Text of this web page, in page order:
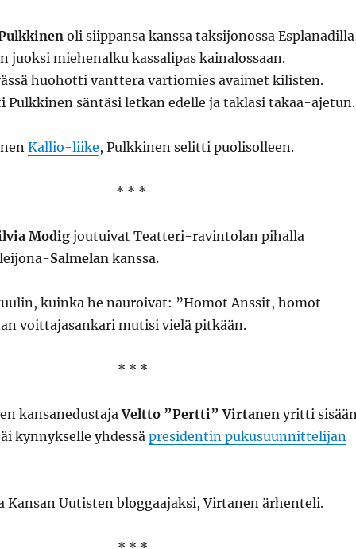
oli siippansa kanssa taksijonossa
juoksi miehenalku kassalipas kainalossaan.
huohotti vanttera vartiomies avaimet kilisten.
Pulkkinen säntäsi letkan edelle ja taklasi takaa-ajetun.
Kallio-liike, Pulkkinen selitti puolisolleen.
* * *
Modigjoutuivat Teatteri-ravintolan pihalla
Salmelankanssa.
kuinka he nauroivat: ”Homot Anssit, homot
voittajasankari mutisi vielä pitkään.
* * *
kansanedustajaVeltto ”Pertti” Virtanenyritti
kynnykselle yhdessä presidentin pukusuunnittelijan
Kansan Uutisten bloggaajaksi, Virtanen ärhenteli.